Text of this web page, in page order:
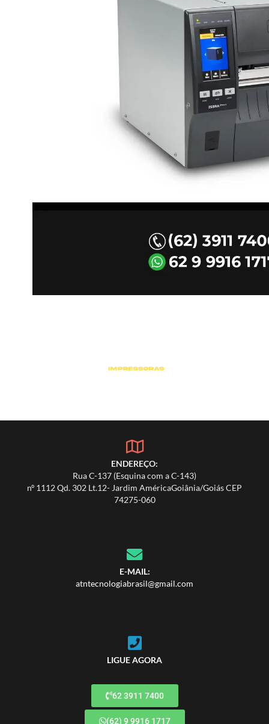
ENDEREÇO:
Rua C-137 (Esquina com a C-143)
nº 1112 Qd. 302 Lt.12- Jardim AméricaGoiânia/Goiás CEP
74275-060
E-MAIL:
atntecnologiabrasil@gmail.com
LIGUE AGORA
62 3911 7400
(62) 9 9916 1717